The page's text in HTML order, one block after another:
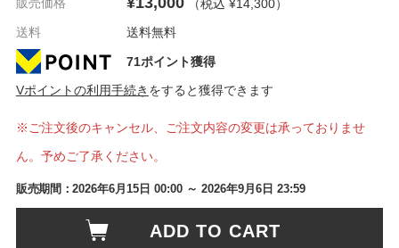
（税込 ¥14,300）
送料
送料無料
71ポイント獲得
Vポイントの利用手続き をすると獲得できます
※ご注文後のキャンセル、ご注文内容の変更は承っておりませ
ん。予めご了承ください。
販売期間：2026年6月15日 00:00 ～ 2026年9月6日 23:59
ADD TO CART